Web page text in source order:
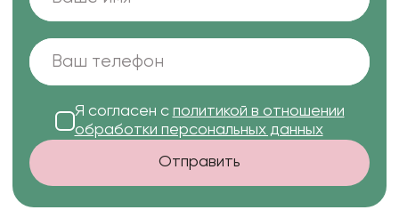
Я согласен с политикой в отношении
обработки персональных данных
Отправить